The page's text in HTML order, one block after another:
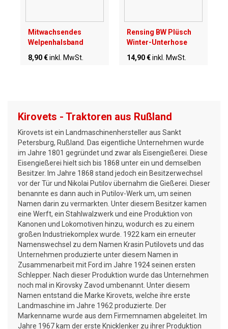
Mitwachsendes
Welpenhalsband
8,90 €inkl. MwSt.
Rensing BW Plüsch
Winter-Unterhose
14,90 €inkl. MwSt.
Kirovets - Traktoren aus Rußland
Kirovets ist ein Landmaschinenhersteller aus Sankt
Petersburg, Rußland. Das eigentliche Unternehmen wurde
im Jahre 1801 gegründet und zwar als Eisengießerei. Diese
Eisengießerei hielt sich bis 1868 unter ein und demselben
Besitzer. Im Jahre 1868 stand jedoch ein Besitzerwechsel
vor der Tür und Nikolai Putilov übernahm die Gießerei. Dieser
benannte es dann auch in Putilov-Werk um, um seinen
Namen darin zu vermarkten. Unter diesem Besitzer kamen
eine Werft, ein Stahlwalzwerk und eine Produktion von
Kanonen und Lokomotiven hinzu, wodurch es zu einem
großen Industriekomplex wurde. 1922 kam ein erneuter
Namenswechsel zu dem Namen Krasin Putilovets und das
Unternehmen produzierte unter diesem Namen in
Zusammenarbeit mit Ford im Jahre 1924 seinen ersten
Schlepper. Nach dieser Produktion wurde das Unternehmen
noch mal in Kirovsky Zavod umbenannt. Unter diesem
Namen entstand die Marke Kirovets, welche ihre erste
Landmaschine im Jahre 1962 produzierte. Der
Markenname wurde aus dem Firmemnamen abgeleitet. Im
Jahre 1967 kam der erste Knicklenker zu ihrer Produktion